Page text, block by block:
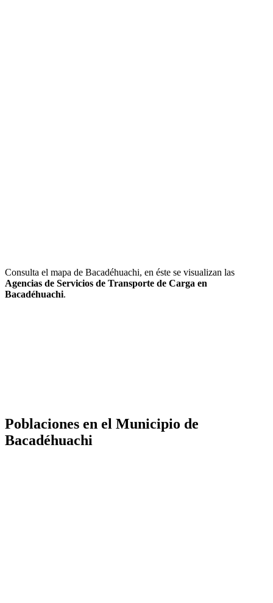
Consulta el mapa de Bacadéhuachi, en éste se visualizan las
Agencias de Servicios de Transporte de Carga en
Bacadéhuachi.
Poblaciones en el Municipio de
Bacadéhuachi